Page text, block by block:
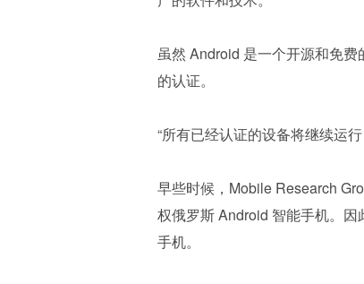
虽然 Android 是一个开源和免
的认证。
“所有已经认证的设备将继续运
早些时候，Mobile Research
权俄罗斯 Android 智能手机。
手机。